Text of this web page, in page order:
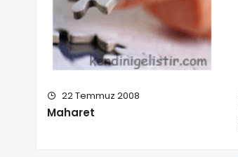
22 Temmuz 2008
Maharet